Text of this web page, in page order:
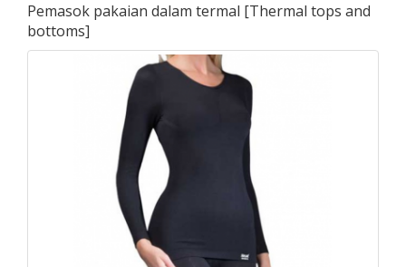
Pemasok pakaian dalam termal [Thermal tops and
bottoms]